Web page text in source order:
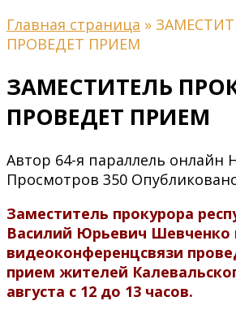
Главная страница »
ПРОВЕДЕТ ПРИЕМ
ЗАМЕСТИТЕЛЬ
ПРОВЕДЕТ ПРИЕМ
Автор 64-я параллель онлайн
Просмотров 350
Заместитель прокурора
Василий Юрьевич Шевченко
видеоконференцсвязи
прием жителей
августа с 12 до 13 часов.